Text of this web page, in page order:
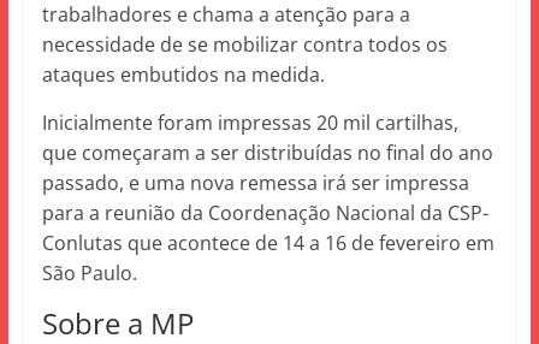
trabalhadores e chama a atenção para a
necessidade de se mobilizar contra todos os
ataques embutidos na medida.
Inicialmente foram impressas 20 mil cartilhas,
que começaram a ser distribuídas no final do ano
passado, e uma nova remessa irá ser impressa
para a reunião da Coordenação Nacional da CSP-
Conlutas que acontece de 14 a 16 de fevereiro em
São Paulo.
Sobre a MP